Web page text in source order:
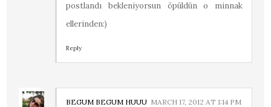
postlandı bekleniyorsun öpüldün o minnak
ellerinden:)
Reply
BEGUM BEGUM HUUU MARCH 17, 2012 AT 1:14 PM